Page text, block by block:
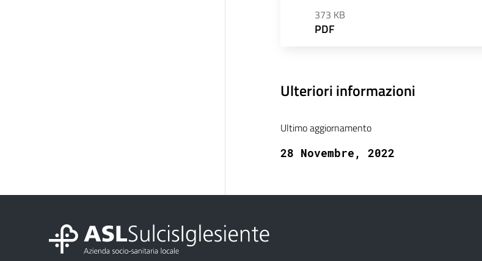
373 KB
PDF
Ulteriori informazioni
Ultimo aggiornamento
28 Novembre, 2022